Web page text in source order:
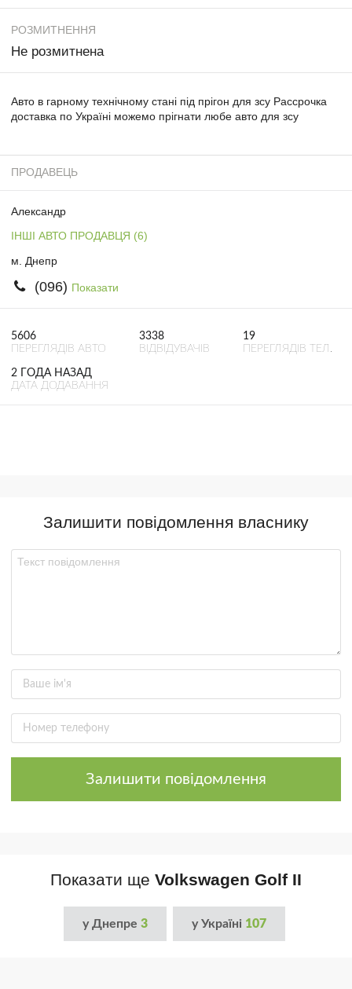
РОЗМИТНЕННЯ
Не розмитнена
Авто в гарному технічному стані під прігон для зсу Рассрочка
доставка по Україні можемо прігнати любе авто для зсу
ПРОДАВЕЦЬ
Александр
ІНШІ АВТО ПРОДАВЦЯ (6)
м. Днепр
(096) Показати
5606
ПЕРЕГЛЯДІВ АВТО
3338
ВІДВІДУВАЧІВ
19
ПЕРЕГЛЯДІВ ТЕЛ.
2 ГОДА НАЗАД
ДАТА ДОДАВАННЯ
Залишити повідомлення власнику
Залишити повідомлення
Показати ще Volkswagen Golf II
у Днепре 3 у Україні 107